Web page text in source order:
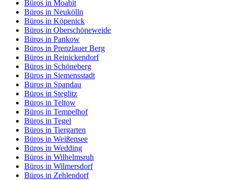
Büros in Moabit
Büros in Neukölln
Büros in Köpenick
Büros in Oberschöneweide
Büros in Pankow
Büros in Prenzlauer Berg
Büros in Reinickendorf
Büros in Schöneberg
Büros in Siemensstadt
Büros in Spandau
Büros in Steglitz
Büros in Teltow
Büros in Tempelhof
Büros in Tegel
Büros in Tiergarten
Büros in Weißensee
Büros in Wedding
Büros in Wilhelmsruh
Büros in Wilmersdorf
Büros in Zehlendorf